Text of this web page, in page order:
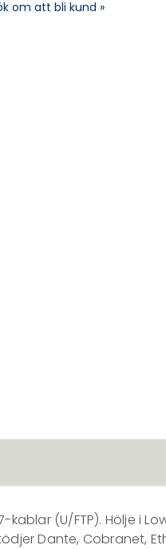
om att bli kund »
(U/FTP). Hölje i
Dante, Cobranet,